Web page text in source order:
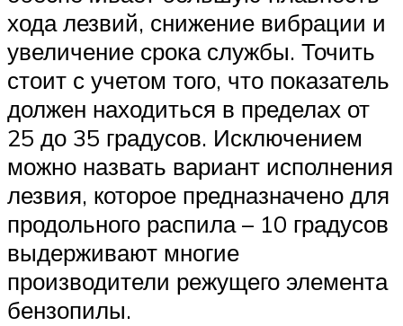
хода лезвий, снижение вибрации и
увеличение срока службы. Точить
стоит с учетом того, что показатель
должен находиться в пределах от
25 до 35 градусов. Исключением
можно назвать вариант исполнения
лезвия, которое предназначено для
продольного распила – 10 градусов
выдерживают многие
производители режущего элемента
бензопилы.